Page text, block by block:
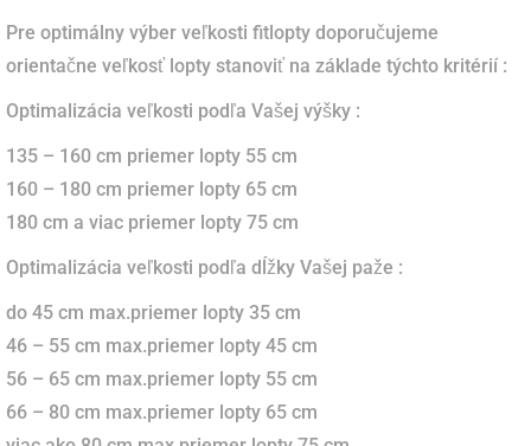
Pre optimálny výber veľkosti fitlopty doporučujeme
orientačne veľkosť lopty stanoviť na základe týchto kritérií :
Optimalizácia veľkosti podľa Vašej výšky :
135 – 160 cm priemer lopty 55 cm
160 – 180 cm priemer lopty 65 cm
180 cm a viac priemer lopty 75 cm
Optimalizácia veľkosti podľa dĺžky Vašej paže :
do 45 cm max.priemer lopty 35 cm
46 – 55 cm max.priemer lopty 45 cm
56 – 65 cm max.priemer lopty 55 cm
66 – 80 cm max.priemer lopty 65 cm